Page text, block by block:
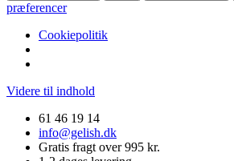
præferencer
Cookiepolitik
Videre til indhold
61 46 19 14
info@gelish.dk
Gratis fragt over 995 kr.